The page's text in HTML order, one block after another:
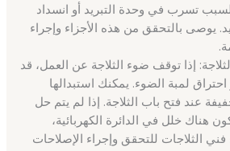
تسرب في وحدة التبريد أو انسداد
يوصى بالتحقق من هذه الأجزاء وإجراء
إذا توقف ضوء الثلاجة عن العمل، قد
لمبة الضوء. يمكنك استبدالها
عند فتح باب الثلاجة. إذا لم يتم حل
هناك خلل في الدائرة الكهربائية،
الثلاجات للتحقق وإجراء الإصلاحات